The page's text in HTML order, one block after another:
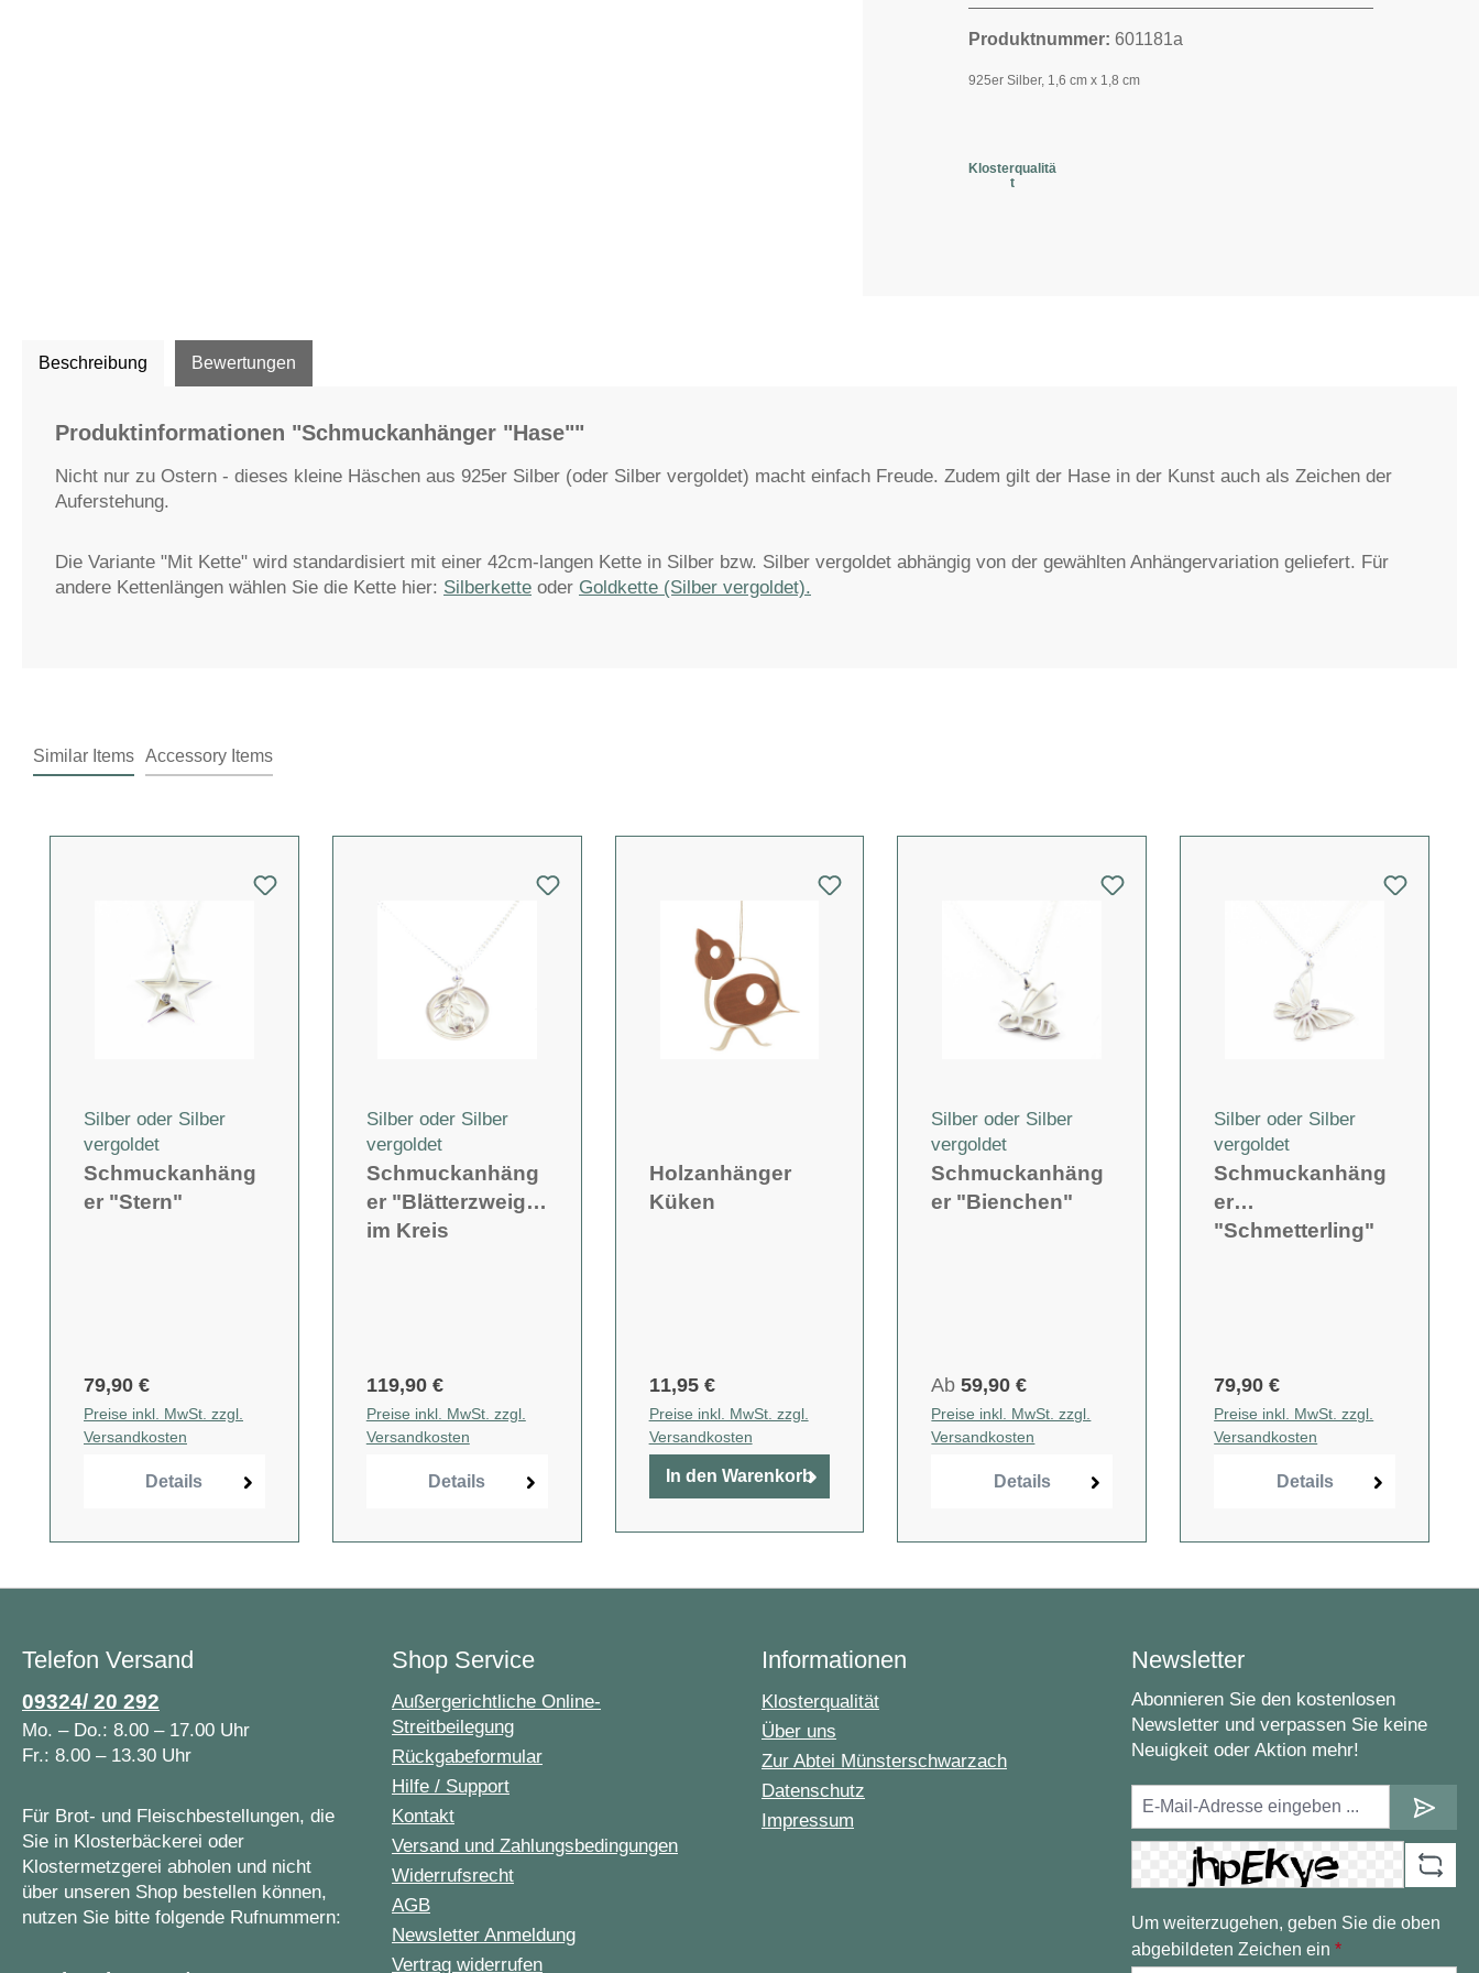
Produktnummer: 601181a
925er Silber, 1,6 cm x 1,8 cm
Klosterqualitä
t
Beschreibung Bewertungen
Produktinformationen "Schmuckanhänger "Hase""
Nicht nur zu Ostern - dieses kleine Häschen aus 925er Silber (oder Silber vergoldet) macht einfach Freude. Zudem gilt der Hase in der Kunst auch als Zeichen der
Auferstehung.
Die Variante "Mit Kette" wird standardisiert mit einer 42cm-langen Kette in Silber bzw. Silber vergoldet abhängig von der gewählten Anhängervariation geliefert. Für
andere Kettenlängen wählen Sie die Kette hier: Silberkette oder Goldkette (Silber vergoldet).
Similar Items Accessory Items
Silber oder Silber
vergoldet
Schmuckanhäng
er "Stern"
79,90 €
Preise inkl. MwSt. zzgl.
Versandkosten
Details
Silber oder Silber
vergoldet
Schmuckanhäng
er "Blätterzweig"
im Kreis
119,90 €
Preise inkl. MwSt. zzgl.
Versandkosten
Details
Holzanhänger
Küken
11,95 €
Preise inkl. MwSt. zzgl.
Versandkosten
In den Warenkorb
Silber oder Silber
vergoldet
Schmuckanhäng
er "Bienchen"
Ab59,90 €
Preise inkl. MwSt. zzgl.
Versandkosten
Details
Silber oder Silber
vergoldet
Schmuckanhäng
er
"Schmetterling"
79,90 €
Preise inkl. MwSt. zzgl.
Versandkosten
Details
Telefon Versand
09324/ 20 292
Mo. – Do.: 8.00 – 17.00 Uhr
Fr.: 8.00 – 13.30 Uhr
Für Brot- und Fleischbestellungen, die
Sie in Klosterbäckerei oder
Klostermetzgerei abholen und nicht
über unseren Shop bestellen können,
nutzen Sie bitte folgende Rufnummern:
Shop Service
Außergerichtliche Online-
Streitbeilegung
Rückgabeformular
Hilfe / Support
Kontakt
Versand und Zahlungsbedingungen
Widerrufsrecht
AGB
Newsletter Anmeldung
Vertrag widerrufen
Informationen
Klosterqualität
Über uns
Zur Abtei Münsterschwarzach
Datenschutz
Impressum
Newsletter
Abonnieren Sie den kostenlosen
Newsletter und verpassen Sie keine
Neuigkeit oder Aktion mehr!
Um weiterzugehen, geben Sie die oben
abgebildeten Zeichen ein *